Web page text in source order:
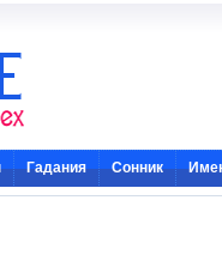
Гадания Сонник